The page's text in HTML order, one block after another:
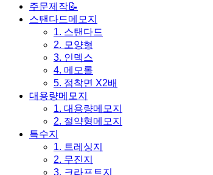
주문제작📝
스탠다드메모지
1. 스탠다드
2. 모양형
3. 인덱스
4. 메모롤
5. 점착면 X2배
대용량메모지
1. 대용량메모지
2. 절약형메모지
특수지
1. 트레싱지
2. 무진지
3. 크라프트지